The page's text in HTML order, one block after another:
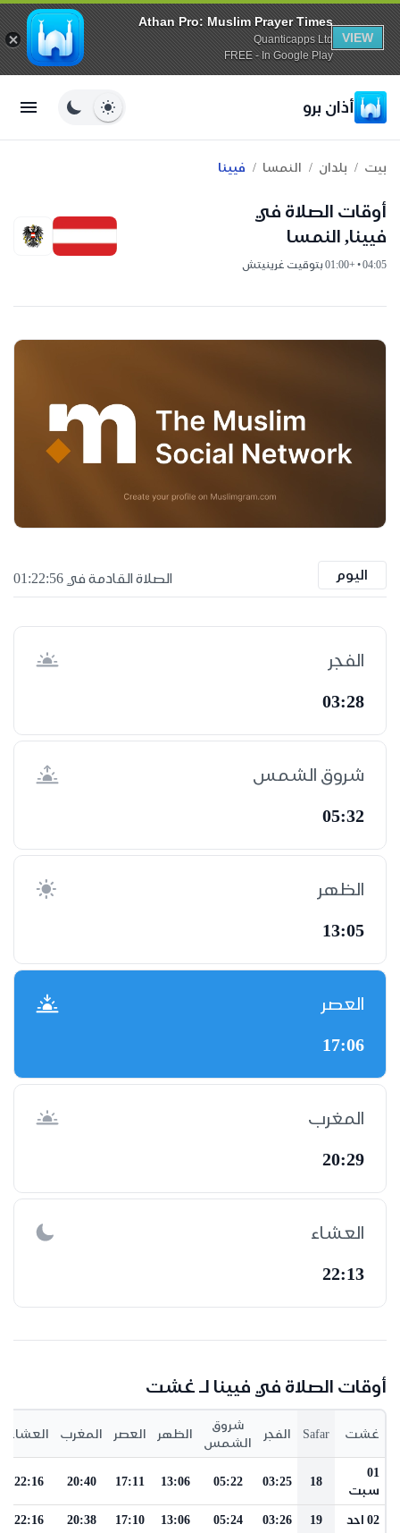
Athan Pro: Muslim Prayer Times
Quanticapps Ltd
FREE - In Google Play
VIEW
أذان برو
بيت / بلدان / النمسا / فيينا
أوقات الصلاة في
فيينا, النمسا
04:05 • +01:00 بتوقيت غرينيتش
اليوم الصلاة القادمة في 01:22:56
الفجر
03:28
شروق الشمس
05:32
الظهر
13:05
العصر
17:06
المغرب
20:29
العشاء
22:13
أوقات الصلاة في فيينا لـ غشت
غشت Safar الفجر
شروق
الشمس
الظهر العصر المغرب العشاء
01
سبت
18
03:25
05:22
13:06
17:11
20:40
22:16
02 احد 19
03:26
05:24
13:06
17:10
20:38
22:16